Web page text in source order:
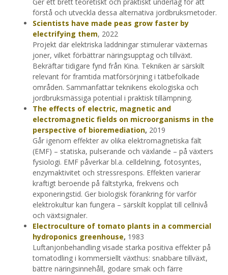
förstå och utveckla dessa alternativa jordbruksmetoder.
Scientists have made peas grow faster by
electrifying them, 2022
Projekt där elektriska laddningar stimulerar växternas
joner, vilket förbättrar näringsupptag och tillväxt.
Bekräftar tidigare fynd från Kina. Tekniken är särskilt
relevant för framtida matförsörjning i tätbefolkade
områden. Sammanfattar teknikens ekologiska och
jordbruksmässiga potential i praktisk tillämpning.
The effects of electric, magnetic and
electromagnetic fields on microorganisms in the
perspective of bioremediation, 2019
Går igenom effekter av olika elektromagnetiska fält
(EMF) – statiska, pulserande och växlande – på växters
fysiologi. EMF påverkar bl.a. celldelning, fotosyntes,
enzymaktivitet och stressrespons. Effekten varierar
kraftigt beroende på fältstyrka, frekvens och
exponeringstid. Ger biologisk förankring för varför
elektrokultur kan fungera – särskilt kopplat till cellnivå
och växtsignaler.
Electroculture of tomato plants in a commercial
hydroponics greenhouse, 1983
Luftanjonbehandling visade starka positiva effekter på
tomatodling i kommersiellt växthus: snabbare tillväxt,
bättre näringsinnehåll, godare smak och färre